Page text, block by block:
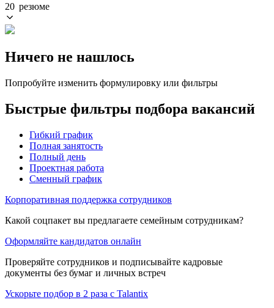
20 резюме
Ничего не нашлось
Попробуйте изменить формулировку или фильтры
Быстрые фильтры подбора вакансий
Гибкий график
Полная занятость
Полный день
Проектная работа
Сменный график
Корпоративная поддержка сотрудников
Какой соцпакет вы предлагаете семейным сотрудникам?
Оформляйте кандидатов онлайн
Проверяйте сотрудников и подписывайте кадровые
документы без бумаг и личных встреч
Ускорьте подбор в 2 раза с Talantix